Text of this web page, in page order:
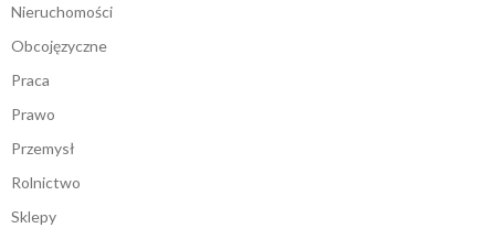
Nieruchomości
Obcojęzyczne
Praca
Prawo
Przemysł
Rolnictwo
Sklepy